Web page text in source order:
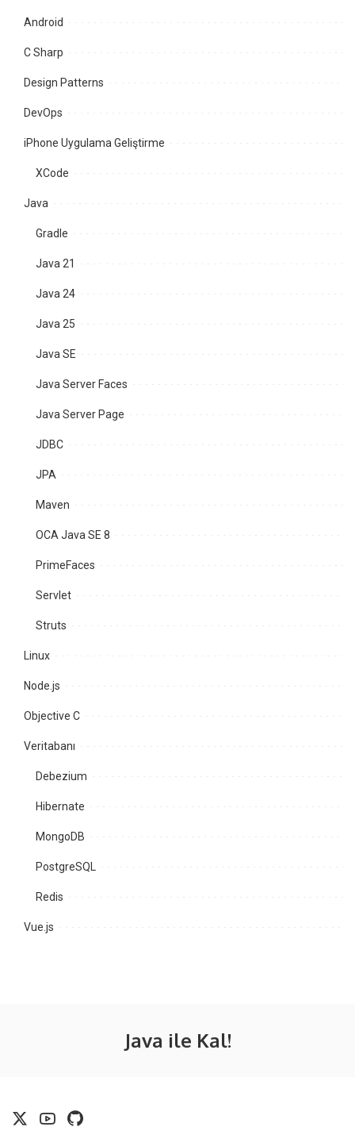
Android
C Sharp
Design Patterns
DevOps
iPhone Uygulama Geliştirme
XCode
Java
Gradle
Java 21
Java 24
Java 25
Java SE
Java Server Faces
Java Server Page
JDBC
JPA
Maven
OCA Java SE 8
PrimeFaces
Servlet
Struts
Linux
Node.js
Objective C
Veritabanı
Debezium
Hibernate
MongoDB
PostgreSQL
Redis
Vue.js
Java ile Kal!